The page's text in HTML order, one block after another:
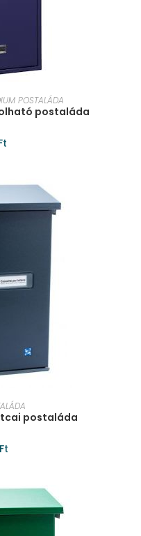
POSTALÁDA
postaláda
postaláda
Ft